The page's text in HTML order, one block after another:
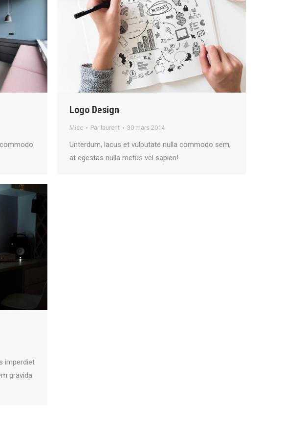
Logo Design
Misc Par laurent 30 mars 2014
Unterdum, lacus et vulputate nulla commodo sem,
at egestas nulla metus vel sapien!
imperdiet
gravida